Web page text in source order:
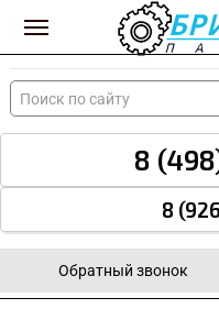
Вход для поставщиков
8
8
Обратный звонок